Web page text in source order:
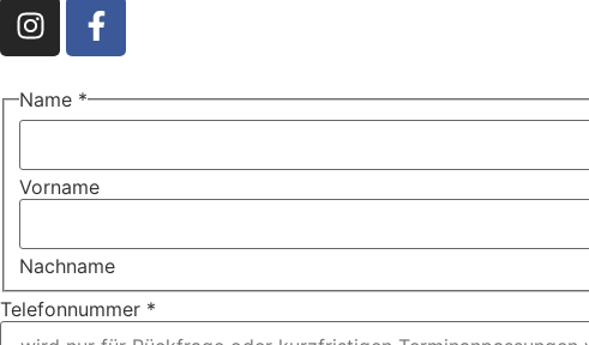
Name *
Vorname
Nachname
Telefonnummer *